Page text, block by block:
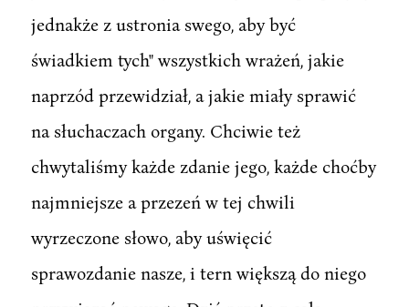
jednakże z ustronia swego, aby być
świadkiem tych" wszystkich wrażeń, jakie
naprzód przewidział, a jakie miały sprawić
na słuchaczach organy. Chciwie też
chwytaliśmy każde zdanie jego, każde choćby
najmniejsze a przezeń w tej chwili
wyrzeczone słowo, aby uświęcić
sprawozdanie nasze, i tern większą do niego